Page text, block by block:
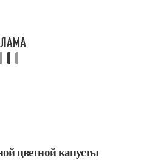
цветной капусты